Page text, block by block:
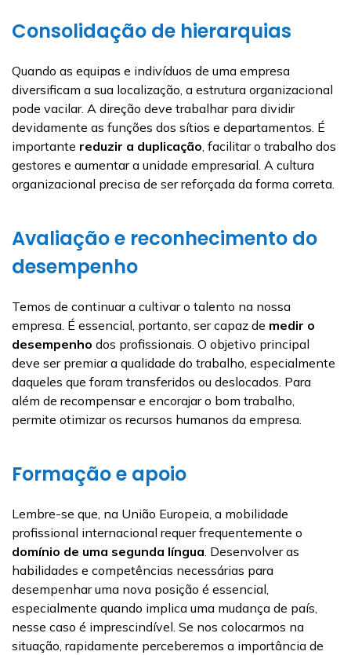
Consolidação de hierarquias
Quando as equipas e indivíduos de uma empresa
diversificam a sua localização, a estrutura organizacional
pode vacilar. A direção deve trabalhar para dividir
devidamente as funções dos sítios e departamentos. É
importante reduzir a duplicação, facilitar o trabalho dos
gestores e aumentar a unidade empresarial. A cultura
organizacional precisa de ser reforçada da forma correta.
Avaliação e reconhecimento do
desempenho
Temos de continuar a cultivar o talento na nossa
empresa. É essencial, portanto, ser capaz de medir o
desempenho dos profissionais. O objetivo principal
deve ser premiar a qualidade do trabalho, especialmente
daqueles que foram transferidos ou deslocados. Para
além de recompensar e encorajar o bom trabalho,
permite otimizar os recursos humanos da empresa.
Formação e apoio
Lembre-se que, na União Europeia, a mobilidade
profissional internacional requer frequentemente o
domínio de uma segunda língua. Desenvolver as
habilidades e competências necessárias para
desempenhar uma nova posição é essencial,
especialmente quando implica uma mudança de país,
nesse caso é imprescindível. Se nos colocarmos na
situação, rapidamente perceberemos a importância de